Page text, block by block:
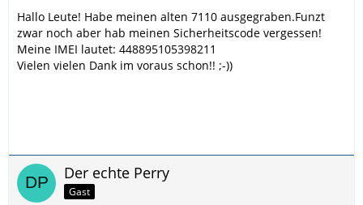
Hallo Leute! Habe meinen alten 7110 ausgegraben.Funzt
zwar noch aber hab meinen Sicherheitscode vergessen!
Meine IMEI lautet: 448895105398211
Vielen vielen Dank im voraus schon!! ;-))
Der echte Perry
Gast